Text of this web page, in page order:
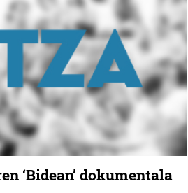
‘Bidean’ dokumentala